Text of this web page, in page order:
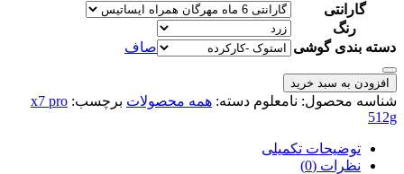
گارانتی
رنگ
دسته بندی گوشی
صاف
گوشی
شیائومی
Poco
افزودن به سبد خرید
شناسه محصول: نامعلوم دسته: همه محصولات برچسب: x7 pro
512g
توضیحات تکمیلی
نظرات (0)